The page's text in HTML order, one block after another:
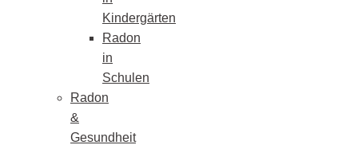
Kindergärten
Radon
in
Schulen
Radon
&
Gesundheit